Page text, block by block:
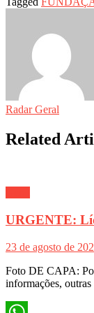
Share
Radar Geral
Related
URGENTE:
23 de agosto de
Foto DE CAPA:
informações,